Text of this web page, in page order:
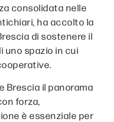
consolidata nelle
ha accolto la
di sostenere il
uno spazio in cui
Brescia il panorama
forza,
è essenziale per